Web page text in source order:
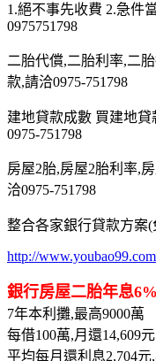
1.絕不事先收費 2.急件
0975751798
二胎代償,二胎利率,二
款,請洽0975-751798
建地貸款成數 買建地
0975-751798
房屋2胎,房屋2胎利率,
洽0975-751798
整合各家銀行貸款方案(
http://
銀行房屋二胎年息6%
7年本利攤,最高9000萬
每借100萬,月還14,609元
平均每月還利息2,704元